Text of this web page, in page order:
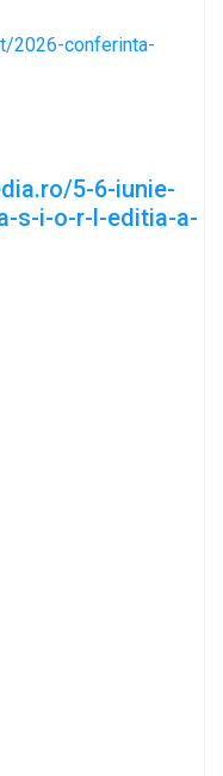
2026-conferinta-
5-6-iunie-
s-i-o-r-l-editia-a-